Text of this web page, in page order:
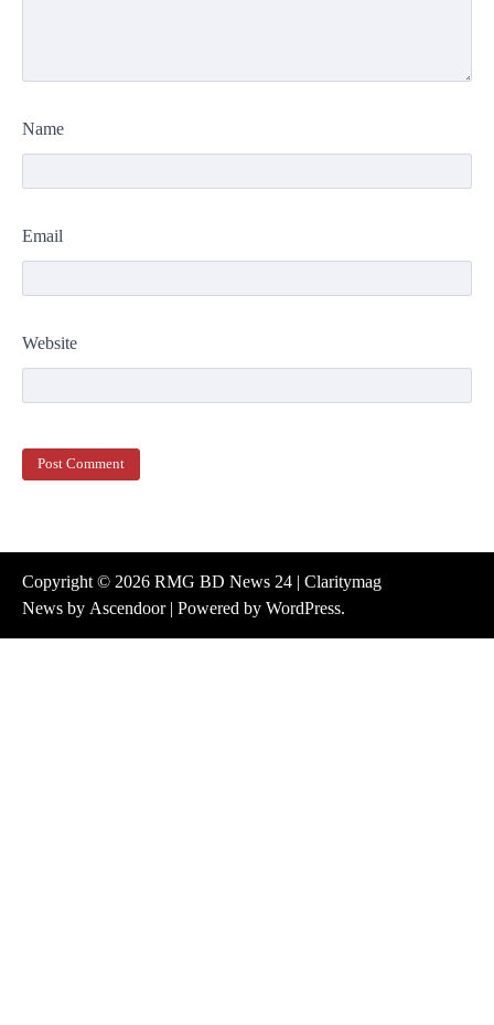
Name
Email
Website
Copyright © 2026 RMG BD News 24 | Claritymag
News by Ascendoor| Powered by WordPress.